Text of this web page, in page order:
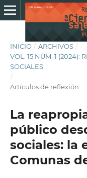
INICIO / ARCHIVOS /
VOL. 15 NÚM. 1 (2024):
SOCIALES
/
Artículos de reflexión
La
público
sociales: la
Comunas